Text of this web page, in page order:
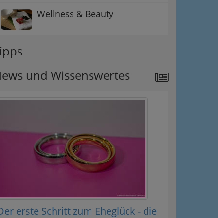
Wellness & Beauty
und Wissenswertes
erste Schritt zum Eheglück - die